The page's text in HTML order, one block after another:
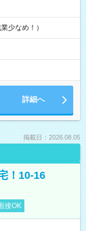
少なめ！）
詳細へ
掲載日：2026.08.05
！10-16
接OK